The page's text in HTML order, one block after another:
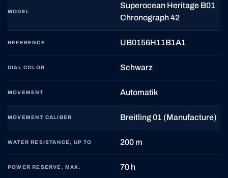
MODEL
Superocean Heritage B01
Chronograph 42
REFERENCE UB0156H11B1A1
DIAL COLOR Schwarz
MOVEMENT Automatik
MOVEMENT CALIBER Breitling 01 (Manufacture)
WATER RESISTANCE, UP TO 200 m
POWER RESERVE, MAX. 70 h